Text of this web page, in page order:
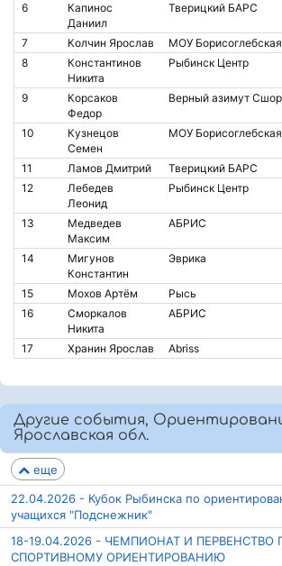
6
Капинос
Даниил
Тверицкий БАРС
7 Колчин Ярослав МОУ
8
Константинов
Никита
Рыбинск Центр
9
Корсаков
Федор
Верный азимут
10
Кузнецов
Семен
МОУ
11 Ламов Дмитрий Тверицкий БАРС
12
Лебедев
Леонид
Рыбинск Центр
13
Медведев
Максим
АБРИС
14
Мигунов
Константин
Эврика
15 Мохов Артём Рысь
16
Сморкалов
Никита
АБРИС
17 Хранин Ярослав Abriss
Другие события,
Ярославская обл.
еще
22.04.2026 - Кубок Рыбинска по
учащихся "Подснежник"
18-19.04.2026 - ЧЕМПИОНАТ И ПЕРВЕНСТВО
СПОРТИВНОМУ ОРИЕНТИРОВАНИЮ